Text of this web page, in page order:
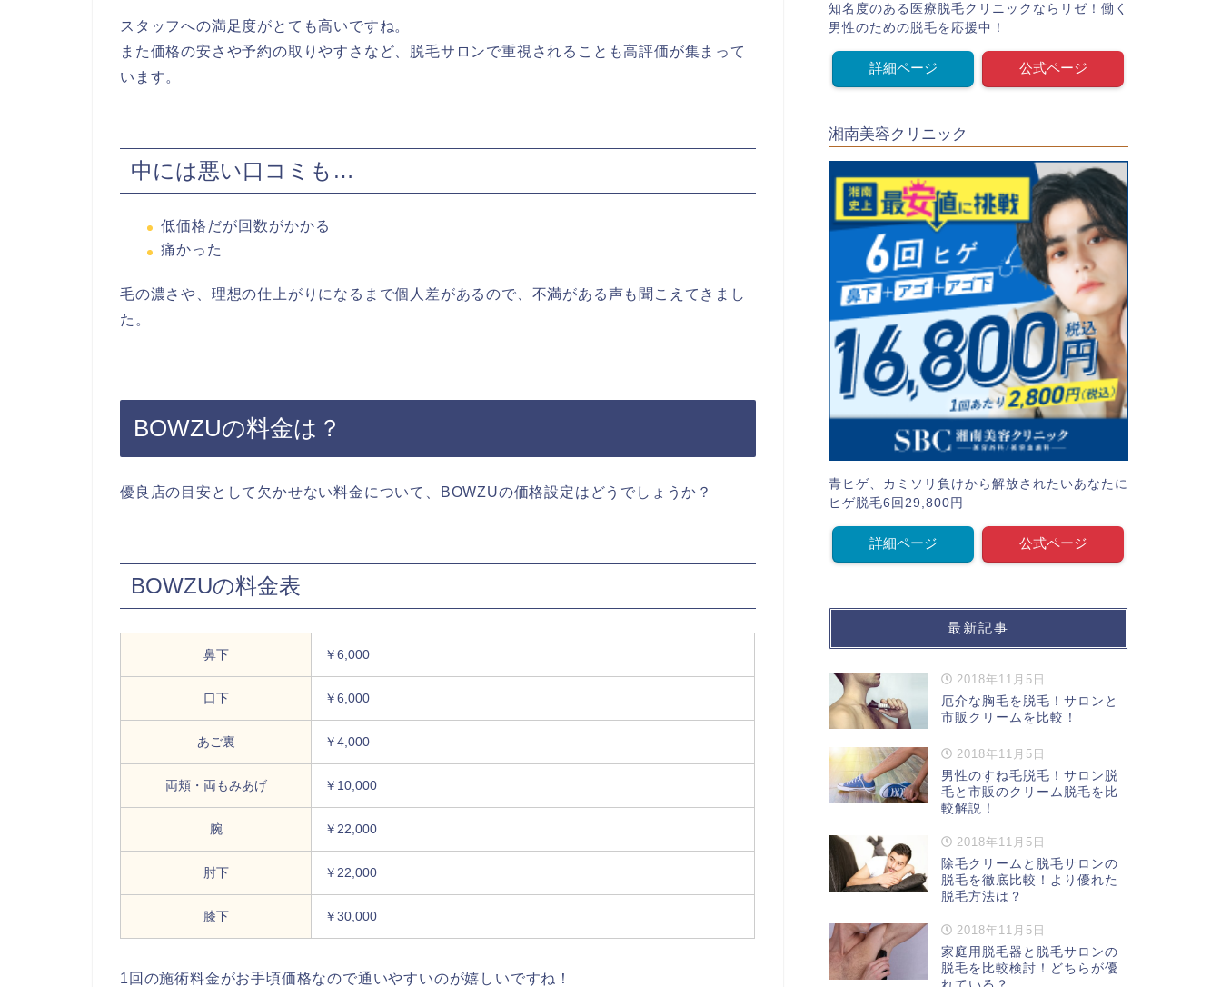
スタッフへの満足度がとても高いですね。
また価格の安さや予約の取りやすさなど、脱毛サロンで重視されることも高評価が集まって
います。
中には悪い口コミも…
低価格だが回数がかかる
痛かった
毛の濃さや、理想の仕上がりになるまで個人差があるので、不満がある声も聞こえてきまし
た。
BOWZUの料金は？
優良店の目安として欠かせない料金について、BOWZUの価格設定はどうでしょうか？
BOWZUの料金表
鼻下 ￥6,000
口下 ￥6,000
あご裏 ￥4,000
両頬・両もみあげ ￥10,000
腕 ￥22,000
肘下 ￥22,000
膝下 ￥30,000
1回の施術料金がお手頃価格なので通いやすいのが嬉しいですね！
知名度のある医療脱毛クリニックならリゼ！働く
男性のための脱毛を応援中！
詳細ページ 公式ページ
湘南美容クリニック
青ヒゲ、カミソリ負けから解放されたいあなたに
ヒゲ脱毛6回29,800円
詳細ページ 公式ページ
最新記事
2018年11月5日
厄介な胸毛を脱毛！サロンと
市販クリームを比較！
2018年11月5日
男性のすね毛脱毛！サロン脱
毛と市販のクリーム脱毛を比
較解説！
2018年11月5日
除毛クリームと脱毛サロンの
脱毛を徹底比較！より優れた
脱毛方法は？
2018年11月5日
家庭用脱毛器と脱毛サロンの
脱毛を比較検討！どちらが優